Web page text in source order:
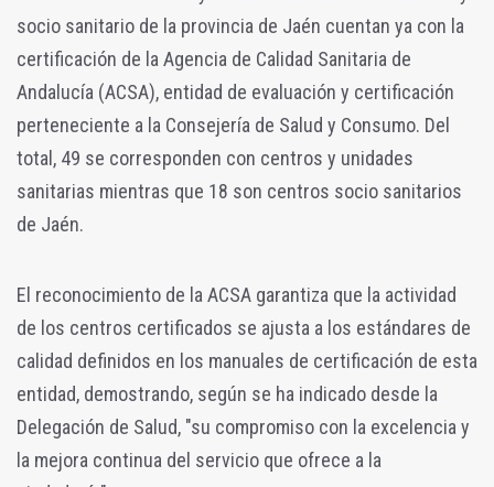
socio sanitario de la provincia de Jaén cuentan ya con la
certificación de la Agencia de Calidad Sanitaria de
Andalucía (ACSA), entidad de evaluación y certificación
perteneciente a la Consejería de Salud y Consumo. Del
total, 49 se corresponden con centros y unidades
sanitarias mientras que 18 son centros socio sanitarios
de Jaén.
El reconocimiento de la ACSA garantiza que la actividad
de los centros certificados se ajusta a los estándares de
calidad definidos en los manuales de certificación de esta
entidad, demostrando, según se ha indicado desde la
Delegación de Salud, "su compromiso con la excelencia y
la mejora continua del servicio que ofrece a la